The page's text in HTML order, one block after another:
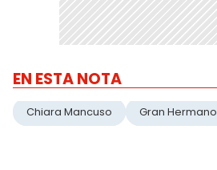
EN ESTA NOTA
Chiara Mancuso Gran Hermano